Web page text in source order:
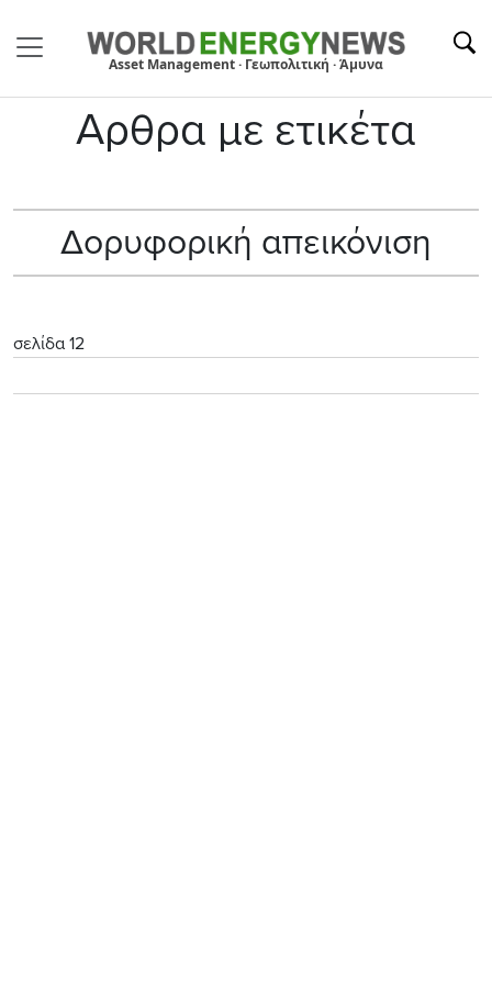
Asset Management · Γεωπολιτική · Άμυνα
Αρθρα με ετικέτα
Δορυφορική απεικόνιση
σελίδα 12